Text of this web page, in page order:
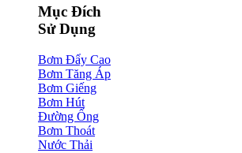
Mục Đích
Sử Dụng
Bơm Đẩy Cao
Bơm Tăng Áp
Bơm Giếng
Bơm Hút
Đường Ống
Bơm Thoát
Nước Thải